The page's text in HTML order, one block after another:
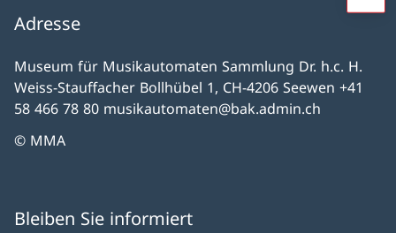
Adresse
Museum für Musikautomaten Sammlung Dr. h.c. H.
Weiss-Stauffacher Bollhübel 1, CH-4206 Seewen +41
58 466 78 80 musikautomaten@bak.admin.ch
© MMA
Bleiben Sie informiert